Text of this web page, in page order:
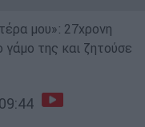
μου»: 27χρονη
της και ζητούσε